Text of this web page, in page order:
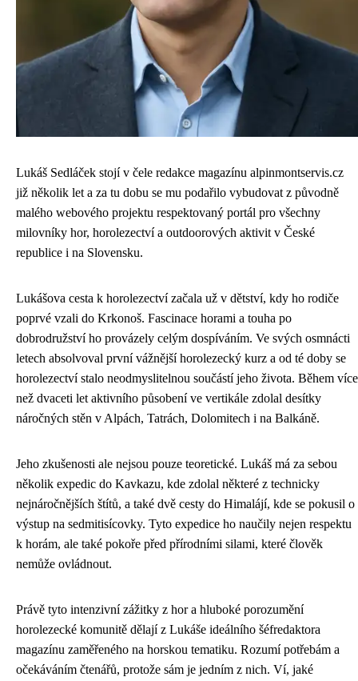
Lukáš Sedláček stojí v čele redakce magazínu alpinmontservis.cz
již několik let a za tu dobu se mu podařilo vybudovat z původně
malého webového projektu respektovaný portál pro všechny
milovníky hor, horolezectví a outdoorových aktivit v České
republice i na Slovensku.
Lukášova cesta k horolezectví začala už v dětství, kdy ho rodiče
poprvé vzali do Krkonoš. Fascinace horami a touha po
dobrodružství ho provázely celým dospíváním. Ve svých osmnácti
letech absolvoval první vážnější horolezecký kurz a od té doby se
horolezectví stalo neodmyslitelnou součástí jeho života. Během více
než dvaceti let aktivního působení ve vertikále zdolal desítky
náročných stěn v Alpách, Tatrách, Dolomitech i na Balkáně.
Jeho zkušenosti ale nejsou pouze teoretické. Lukáš má za sebou
několik expedic do Kavkazu, kde zdolal některé z technicky
nejnáročnějších štítů, a také dvě cesty do Himalájí, kde se pokusil o
výstup na sedmitisícovky. Tyto expedice ho naučily nejen respektu
k horám, ale také pokoře před přírodními silami, které člověk
nemůže ovládnout.
Právě tyto intenzivní zážitky z hor a hluboké porozumění
horolezecké komunitě dělají z Lukáše ideálního šéfredaktora
magazínu zaměřeného na horskou tematiku. Rozumí potřebám a
očekáváním čtenářů, protože sám je jedním z nich. Ví, jaké